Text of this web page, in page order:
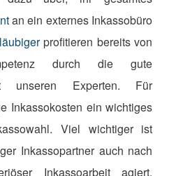
an ein externes Inkassobüro
profitieren bereits von
durch die gute
unseren Experten. Für
Inkassokosten ein wichtiges
Viel wichtiger ist
Inkassopartner auch nach
Inkassoarbeit agiert.